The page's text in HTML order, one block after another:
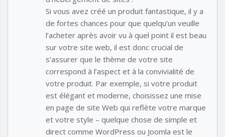
Si vous avez créé un produit fantastique, il y a
de fortes chances pour que quelqu’un veuille
l’acheter après avoir vu à quel point il est beau
sur votre site web, il est donc crucial de
s’assurer que le thème de votre site
correspond à l’aspect et à la convivialité de
votre produit. Par exemple, si votre produit
est élégant et moderne, choisissez une mise
en page de site Web qui reflète votre marque
et votre style – quelque chose de simple et
direct comme WordPress ou Joomla est le